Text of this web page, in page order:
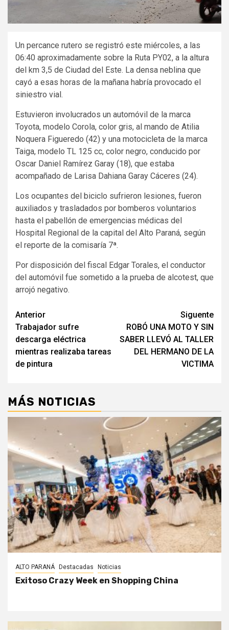
Un percance rutero se registró este miércoles, a las
06:40 aproximadamente sobre la Ruta PY02, a la altura
del km 3,5 de Ciudad del Este. La densa neblina que
cayó a esas horas de la mañana habría provocado el
siniestro vial.
Estuvieron involucrados un automóvil de la marca
Toyota, modelo Corola, color gris, al mando de Atilia
Noquera Figueredo (42) y una motocicleta de la marca
Taiga, modelo TL 125 cc, color negro, conducido por
Oscar Daniel Ramírez Garay (18), que estaba
acompañado de Larisa Dahiana Garay Cáceres (24).
Los ocupantes del biciclo sufrieron lesiones, fueron
auxiliados y trasladados por bomberos voluntarios
hasta el pabellón de emergencias médicas del
Hospital Regional de la capital del Alto Paraná, según
el reporte de la comisaría 7ª.
Por disposición del fiscal Edgar Torales, el conductor
del automóvil fue sometido a la prueba de alcotest, que
arrojó negativo.
Navegación
de
entradas
Anterior
Trabajador sufre
descarga eléctrica
mientras realizaba tareas
de pintura
Siguente
ROBÓ UNA MOTO Y SIN
SABER LLEVÓ AL TALLER
DEL HERMANO DE LA
VICTIMA
MÁS NOTICIAS
ALTO PARANÁ Destacadas Noticias
Exitoso Crazy Week en Shopping China